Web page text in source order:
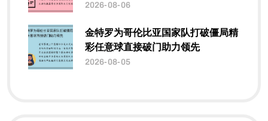
2026-08-06
金特罗为哥伦比亚国家队打破僵局精
彩任意球直接破门助力领先
2026-08-05